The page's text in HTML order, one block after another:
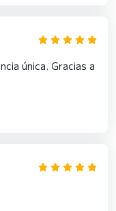
única. Gracias a